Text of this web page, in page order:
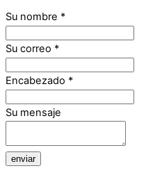
Su nombre *
Su correo *
Encabezado *
Su mensaje
enviar